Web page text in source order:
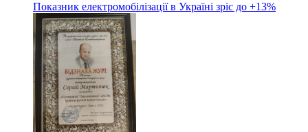
Показник електромобілізації в Україні зріс до +13%